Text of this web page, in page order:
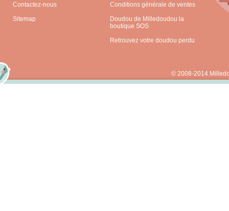
Contactez-nous
Sitemap
Conditions générale de ventes
Doudou de Milledoudou la
boutique SOS
Retrouvez votre doudou perdu
© 2008-2014